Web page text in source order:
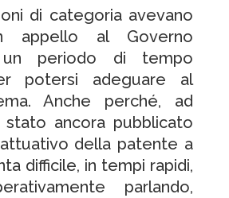
di categoria avevano
appello al Governo
un periodo di tempo
potersi adeguare al
Anche perché, ad
ancora pubblicato
della patente a
difficile, in tempi rapidi,
parlando,